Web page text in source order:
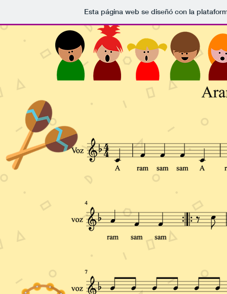
Esta página web se diseñó con la